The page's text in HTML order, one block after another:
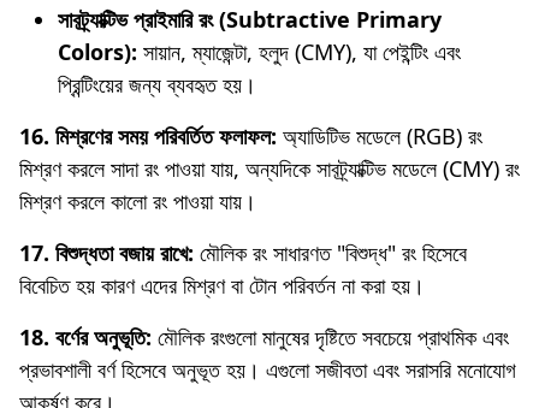
সাবট্র্যাক্টিভ প্রাইমারি রং (Subtractive Primary
Colors): সায়ান, ম্যাজেন্টা, হলুদ (CMY), যা পেইন্টিং এবং
প্রিন্টিংয়ের জন্য ব্যবহৃত হয়।
16. মিশ্রণের সময় পরিবর্তিত ফলাফল: অ্যাডিটিভ মডেলে (RGB) রং
মিশ্রণ করলে সাদা রং পাওয়া যায়, অন্যদিকে সাবট্র্যাক্টিভ মডেলে (CMY) রং
মিশ্রণ করলে কালো রং পাওয়া যায়।
17. বিশুদ্ধতা বজায় রাখে: মৌলিক রং সাধারণত "বিশুদ্ধ" রং হিসেবে
বিবেচিত হয় কারণ এদের মিশ্রণ বা টোন পরিবর্তন না করা হয়।
18. বর্ণের অনুভূতি: মৌলিক রংগুলো মানুষের দৃষ্টিতে সবচেয়ে প্রাথমিক এবং
প্রভাবশালী বর্ণ হিসেবে অনুভূত হয়। এগুলো সজীবতা এবং সরাসরি মনোযোগ